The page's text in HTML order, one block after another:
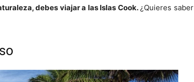
debes viajar a las Islas Cook.¿Quieres saber